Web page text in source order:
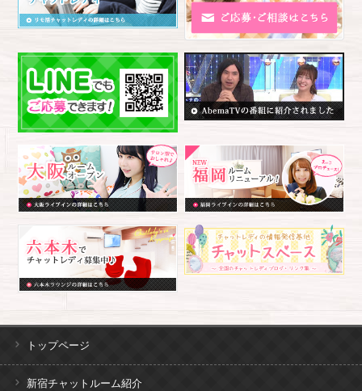
トップページ
新宿チャットルーム紹介